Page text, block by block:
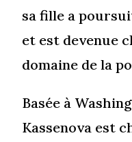
sa fille a
et est devenue
domaine de la
Basée à
Kassenova est